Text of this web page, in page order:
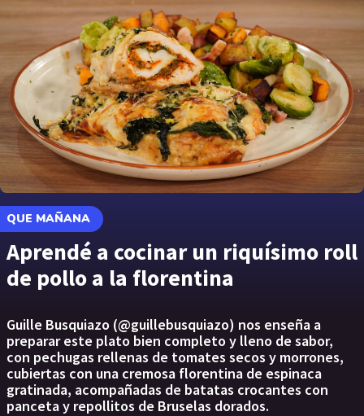
QUE MAÑANA
Aprendé a cocinar un riquísimo roll
de pollo a la florentina
Guille Busquiazo (@guillebusquiazo) nos enseña a
preparar este plato bien completo y lleno de sabor,
con pechugas rellenas de tomates secos y morrones,
cubiertas con una cremosa florentina de espinaca
gratinada, acompañadas de batatas crocantes con
panceta y repollitos de Bruselas dorados.